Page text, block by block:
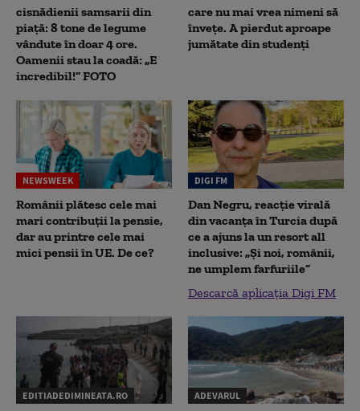
cisnădienii samsarii din
piață: 8 tone de legume
vândute în doar 4 ore.
Oamenii stau la coadă: „E
incredibil!” FOTO
care nu mai vrea nimeni să
înveţe. A pierdut aproape
jumătate din studenţi
NEWSWEEK
Românii plătesc cele mai
mari contribuții la pensie,
dar au printre cele mai
mici pensii în UE. De ce?
DIGI FM
Dan Negru, reacție virală
din vacanța în Turcia după
ce a ajuns la un resort all
inclusive: „Și noi, românii,
ne umplem farfuriile”
Descarcă aplicația Digi FM
EDITIADEDIMINEATA.RO ADEVARUL